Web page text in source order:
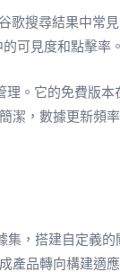
歌搜尋結果中常
可見度和點擊率。
。它的免費版
潔，數據更新頻
集，搭建自定義
產品轉向構建適